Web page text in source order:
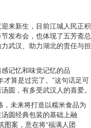
来新生，目前江城人民正积
发布会，也体现了五芳斋总
武汉、助力湖北的责任与担
记忆和味觉记忆的品
才算是过完了。”这句话足可
圆，有多受武汉人的喜爱。
未来将打造以糯米食品为
圆经典包装的基础上融
图案，意在将“福满人团